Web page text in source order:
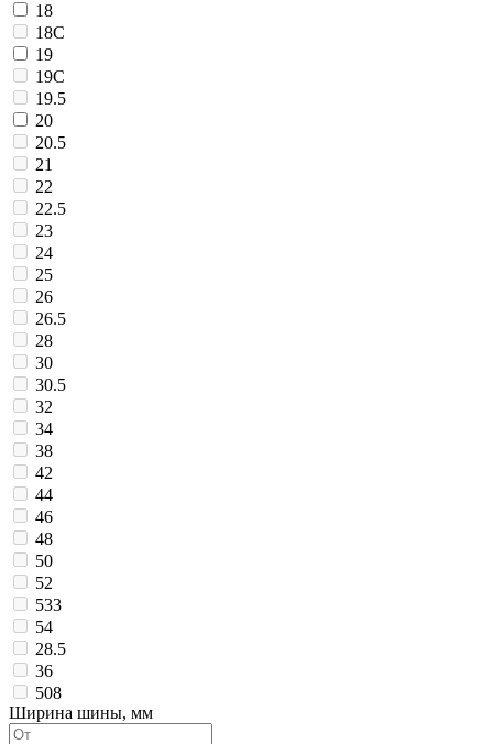
18
18C
19
19C
19.5
20
20.5
21
22
22.5
23
24
25
26
26.5
28
30
30.5
32
34
38
42
44
46
48
50
52
533
54
28.5
36
508
Ширина шины, мм